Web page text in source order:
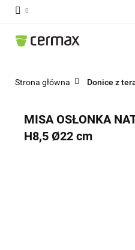
Strona główna Donice z
MISA OSŁONKA
H8,5 Ø22 cm